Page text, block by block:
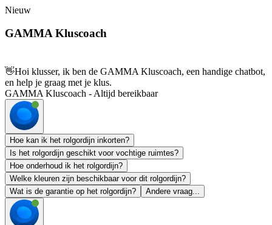
Nieuw
GAMMA Kluscoach
👋Hoi klusser, ik ben de GAMMA Kluscoach, een handige chatbot,
en help je graag met je klus.
GAMMA Kluscoach - Altijd bereikbaar
Hoe kan ik het rolgordijn inkorten?
Is het rolgordijn geschikt voor vochtige ruimtes?
Hoe onderhoud ik het rolgordijn?
Welke kleuren zijn beschikbaar voor dit rolgordijn?
Wat is de garantie op het rolgordijn?
Andere vraag...